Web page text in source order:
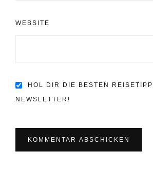
WEBSITE
HOL DIR DIE BESTEN
NEWSLETTER!